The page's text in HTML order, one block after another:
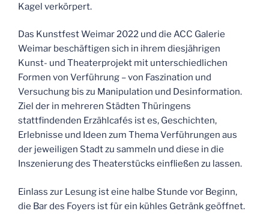
Kagel verkörpert.
Das Kunstfest Weimar 2022 und die ACC Galerie
Weimar beschäftigen sich in ihrem diesjährigen
Kunst- und Theaterprojekt mit unterschiedlichen
Formen von Verführung – von Faszination und
Versuchung bis zu Manipulation und Desinformation.
Ziel der in mehreren Städten Thüringens
stattfindenden Erzählcafés ist es, Geschichten,
Erlebnisse und Ideen zum Thema Verführungen aus
der jeweiligen Stadt zu sammeln und diese in die
Inszenierung des Theaterstücks einfließen zu lassen.
Einlass zur Lesung ist eine halbe Stunde vor Beginn,
die Bar des Foyers ist für ein kühles Getränk geöffnet.